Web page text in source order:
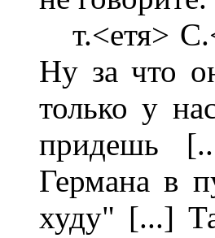
т.<етя>
Ну за что
только у
придешь
Германа в
худу" [...]